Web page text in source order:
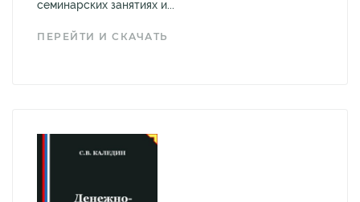
семинарских занятиях и...
ПЕРЕЙТИ И СКАЧАТЬ